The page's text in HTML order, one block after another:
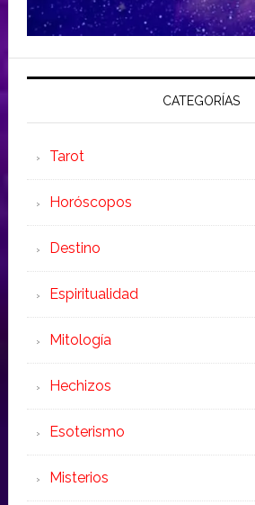
CATEGORÍAS
Tarot
Horóscopos
Destino
Espiritualidad
Mitología
Hechizos
Esoterismo
Misterios